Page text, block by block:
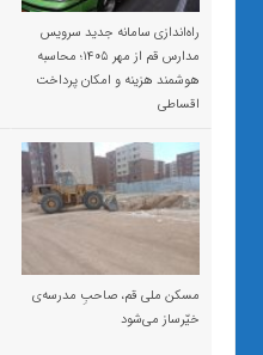
راه‌اندازی سامانه جدید سرویس
مدارس قم از مهر ۱۴۰۵؛ محاسبه
هوشمند هزینه و امکان پرداخت
اقساطی
مسکن ملی قم، صاحبِ مدرسه‌ی
خیّرساز می‌شود